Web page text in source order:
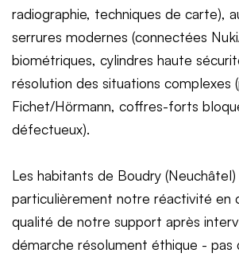
radiographie, techniques de carte),
serrures modernes (connectées
biométriques, cylindres haute
résolution des situations complexes
Fichet/Hörmann, coffres-forts
défectueux).
Les habitants de Boudry
particulièrement notre réactivité en
qualité de notre support après
démarche résolument éthique - pas